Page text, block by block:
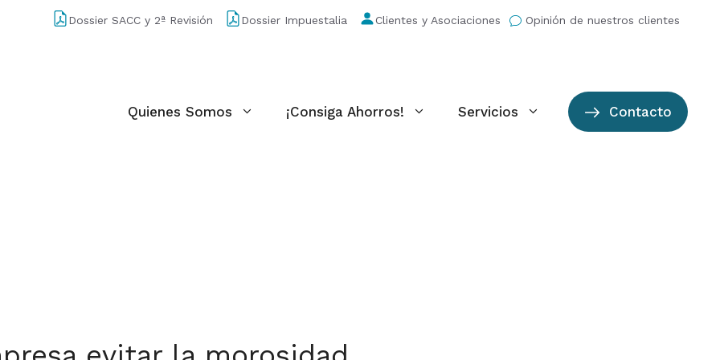
Dossier SACC y 2ª Revisión Dossier Impuestalia Clientes y Asociaciones Opinión de nuestros clientes
Quienes Somos ¡Consiga Ahorros! Servicios Contacto